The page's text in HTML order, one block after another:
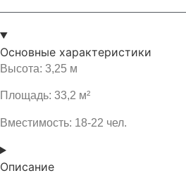
Основные характеристики
Высота: 3,25 м
Площадь: 33,2 м²
Вместимость: 18-22 чел.
Описание